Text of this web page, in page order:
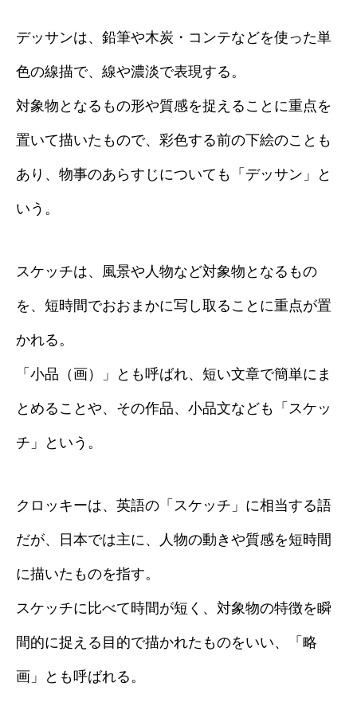
デッサンは、鉛筆や木炭・コンテなどを使った単
色の線描で、線や濃淡で表現する。
対象物となるもの形や質感を捉えることに重点を
置いて描いたもので、彩色する前の下絵のことも
あり、物事のあらすじについても「デッサン」と
いう。
スケッチは、風景や人物など対象物となるもの
を、短時間でおおまかに写し取ることに重点が置
かれる。
「小品（画）」とも呼ばれ、短い文章で簡単にま
とめることや、その作品、小品文なども「スケッ
チ」という。
クロッキーは、英語の「スケッチ」に相当する語
だが、日本では主に、人物の動きや質感を短時間
に描いたものを指す。
スケッチに比べて時間が短く、対象物の特徴を瞬
間的に捉える目的で描かれたものをいい、「略
画」とも呼ばれる。